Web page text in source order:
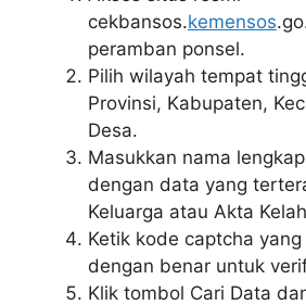
cekbansos.kemensos
peramban ponsel.
Pilih wilayah tempat
Provinsi, Kabupaten,
Desa.
Masukkan nama
dengan data yang
Keluarga atau Akta
Ketik kode captcha
dengan benar untuk
Klik tombol Cari Data